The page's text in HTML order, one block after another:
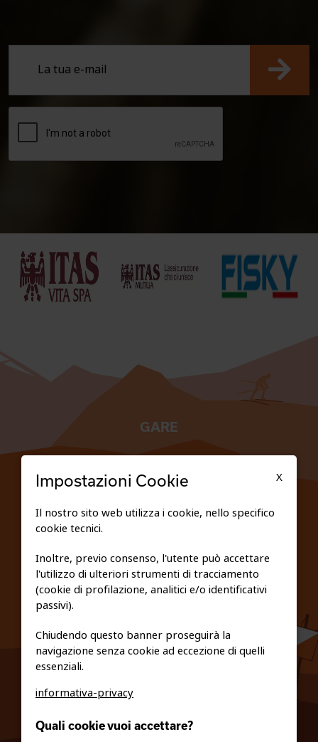
GARE
PRIVACY E COOKIE POLICY
info@fiso.it|fiso@pec-mail.eu
X
Impostazioni Cookie
Il nostro sito web utilizza i cookie, nello specifico
cookie tecnici.
Inoltre, previo consenso, l'utente può accettare
l'utilizzo di ulteriori strumenti di tracciamento
(cookie di profilazione, analitici e/o identificativi
passivi).
Chiudendo questo banner proseguirà la
navigazione senza cookie ad eccezione di quelli
essenziali.
informativa-privacy
Quali cookie vuoi accettare?